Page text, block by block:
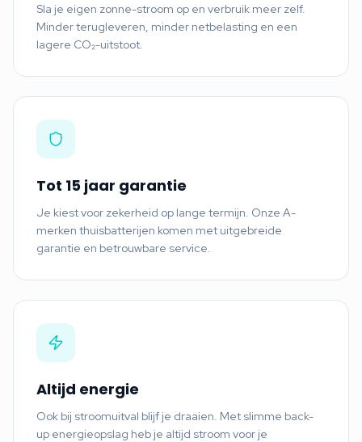
Sla je eigen zonne-stroom op en verbruik meer zelf.
Minder terugleveren, minder netbelasting en een
lagere CO₂-uitstoot.
Tot 15 jaar garantie
Je kiest voor zekerheid op lange termijn. Onze A-
merken thuisbatterijen komen met uitgebreide
garantie en betrouwbare service.
Altijd energie
Ook bij stroomuitval blijf je draaien. Met slimme back-
up energieopslag heb je altijd stroom voor je